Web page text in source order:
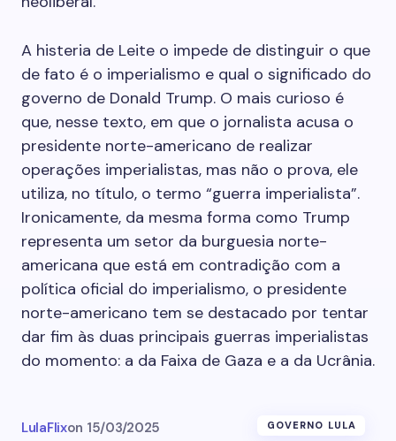
A histeria de Leite o impede de distinguir o que
de fato é o imperialismo e qual o significado do
governo de Donald Trump. O mais curioso é
que, nesse texto, em que o jornalista acusa o
presidente norte-americano de realizar
operações imperialistas, mas não o prova, ele
utiliza, no título, o termo “guerra imperialista”.
Ironicamente, da mesma forma como Trump
representa um setor da burguesia norte-
americana que está em contradição com a
política oficial do imperialismo, o presidente
norte-americano tem se destacado por tentar
dar fim às duas principais guerras imperialistas
do momento: a da Faixa de Gaza e a da Ucrânia.
LulaFlixon 15/03/2025 GOVERNO LULA